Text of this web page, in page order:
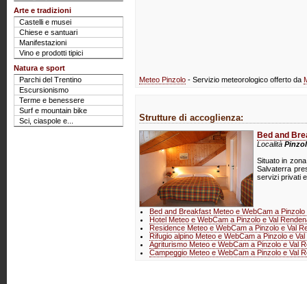
Meteo Pinzolo - Servizio meteorologico offerto da
Strutture di accoglienza:
Bed and
Località
Situato in
Salvaterra
servizi privati
Bed and Breakfast Meteo e WebCam a
Hotel Meteo e WebCam a Pinzolo e Val
Residence Meteo e WebCam a Pinzolo e Val
Rifugio alpino Meteo e WebCam a Pinzolo e
Agriturismo Meteo e WebCam a Pinzolo e Val
Campeggio Meteo e WebCam a Pinzolo e Val
Arte e tradizioni
Castelli e musei
Chiese e santuari
Manifestazioni
Vino e prodotti tipici
Natura e sport
Parchi del Trentino
Escursionismo
Terme e benessere
Surf e mountain bike
Sci, ciaspole e...